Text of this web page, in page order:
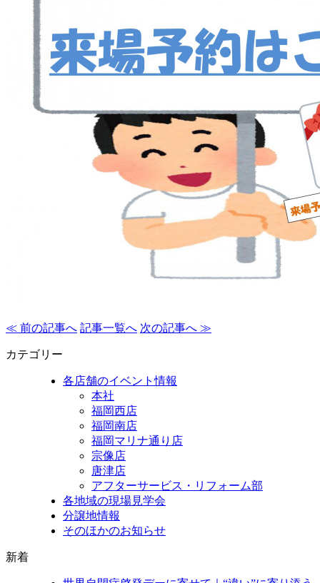
≪ 前の記事へ 記事一覧へ 次の記事へ ≫
カテゴリー
各店舗のイベント情報
本社
福岡西店
福岡南店
福岡マリナ通り店
宗像店
唐津店
アフターサービス・リフォーム部
各地域の現場見学会
分譲地情報
そのほかのお知らせ
新着